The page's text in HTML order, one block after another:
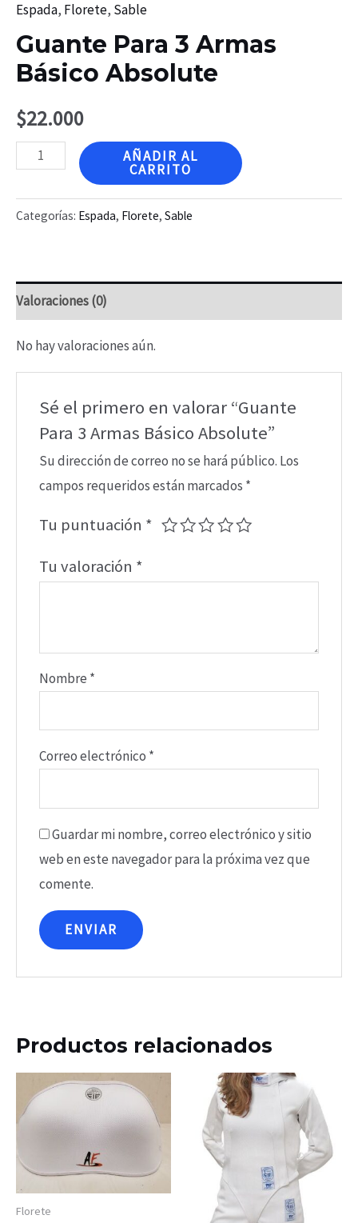
Espada, Florete, Sable
Guante Para 3 Armas
Básico Absolute
$22.000
Guante
3
Armas
cantidad
AÑADIR AL
CARRITO
Categorías: Espada, Florete, Sable
Valoraciones (0)
No hay valoraciones aún.
Sé el primero en valorar “Guante
Para 3 Armas Básico Absolute”
Su dirección de correo no se hará público. Los
campos requeridos están marcados *
Tu puntuación *
Tu valoración *
Nombre *
Correo electrónico *
Guardar mi nombre, correo electrónico y sitio
web en este navegador para la próxima vez que
comente.
Productos relacionados
Florete